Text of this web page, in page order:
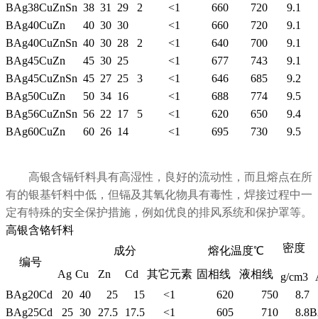
BAg38CuZnSn 38 31 29 2 <1 660 720
9.1
BAg40CuZn
40 30 30 <1 660 720
9.1
BAg40CuZnSn 40 30 28 2 <1 640 700
9.1
BAg45CuZn
45 30 25 <1 677 743
9.1
BAg45CuZnSn 45 27 25 3 <1 646 685
9.2
BAg50CuZn
50 34 16 <1 688 774
9.5
BAg56CuZnSn 56 22 17 5 <1 620 650
9.4
BAg60CuZn
60 26 14 <1 695 730 9.5
高银含镉钎料具有高湿性，良好的流动性，而且熔点在所
有的银基钎料中低，但镉及其氧化物具有毒性，焊接过程中一
定有特殊的安全保护措施，例如优良的排风系统和保护罩等。
高银含铬钎料
编号
成分 熔化温度℃ 密度
g/cm3
Ag Cu Zn Cd 其它元素 固相线
液相线
BAg20Cd
20 40 25 15 <1 620 750
8.7
BAg25Cd
25 30 27.5 17.5 <1 605 710 8.8